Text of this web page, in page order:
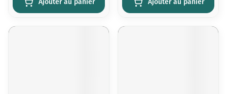
Ajouter au panier Ajouter au panier